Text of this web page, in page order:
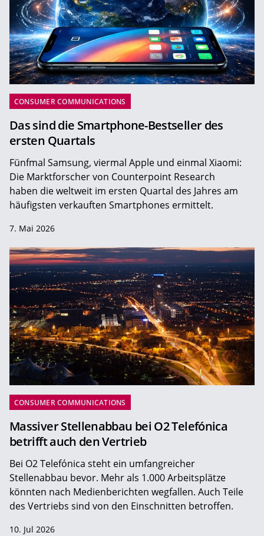
CONSUMER COMMUNICATIONS
Das sind die Smartphone-Bestseller des
ersten Quartals
Fünfmal Samsung, viermal Apple und einmal Xiaomi:
Die Marktforscher von Counterpoint Research
haben die weltweit im ersten Quartal des Jahres am
häufigsten verkauften Smartphones ermittelt.
7. Mai 2026
CONSUMER COMMUNICATIONS
Massiver Stellenabbau bei O2 Telefónica
betrifft auch den Vertrieb
Bei O2 Telefónica steht ein umfangreicher
Stellenabbau bevor. Mehr als 1.000 Arbeitsplätze
könnten nach Medienberichten wegfallen. Auch Teile
des Vertriebs sind von den Einschnitten betroffen.
10. Jul 2026